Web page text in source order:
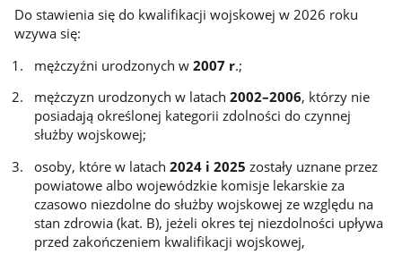
Do stawienia się do kwalifikacji wojskowej w 2026 roku
wzywa się:
mężczyźni urodzonych w 2007 r.;
mężczyzn urodzonych w latach 2002–2006, którzy nie
posiadają określonej kategorii zdolności do czynnej
służby wojskowej;
osoby, które w latach 2024 i 2025 zostały uznane przez
powiatowe albo wojewódzkie komisje lekarskie za
czasowo niezdolne do służby wojskowej ze względu na
stan zdrowia (kat. B), jeżeli okres tej niezdolności upływa
przed zakończeniem kwalifikacji wojskowej,